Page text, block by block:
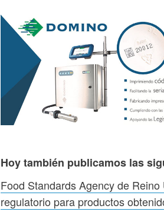
Hoy también publicamos las
Food Standards Agency de
regulatorio para productos